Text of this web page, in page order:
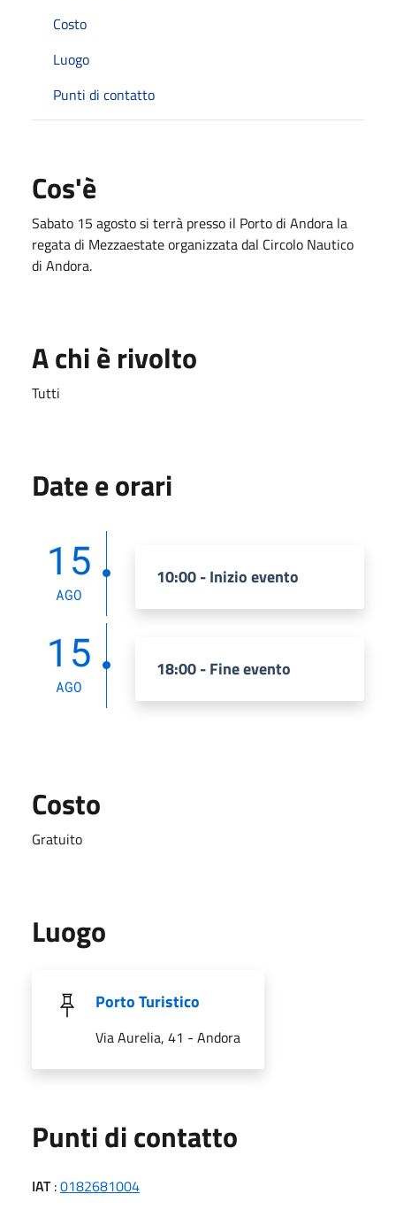
Costo
Luogo
Punti di contatto
Cos'è
Sabato 15 agosto si terrà presso il Porto di Andora la
regata di Mezzaestate organizzata dal Circolo Nautico
di Andora.
A chi è rivolto
Tutti
Date e orari
15
AGO
10:00 - Inizio evento
15
AGO
18:00 - Fine evento
Costo
Gratuito
Luogo
Porto Turistico
Via Aurelia, 41 - Andora
Punti di contatto
IAT:0182681004